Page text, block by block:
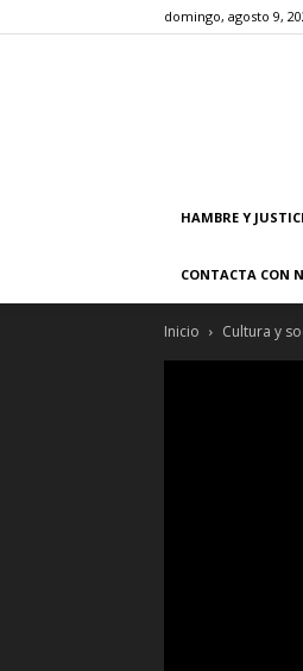
domingo, agosto 9,
HAMBRE Y
CONTACTA CON
Inicio Cultura y